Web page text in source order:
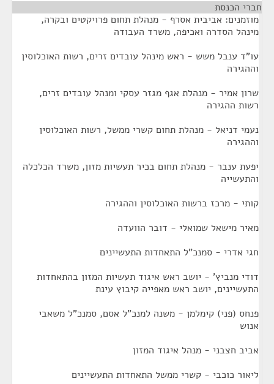
חברי הכנסת
מוזמנים: אביבית אסרף - מנהלת תחום פרויקטים ובקרה,
מינהל הסדרה ואכיפה, משרד העבודה
עו"ד ענבל משש - ראש מינהל עובדים זרים, רשות האוכלוסין
וההגירה
שרון אמיר - מנהלת אגף מגזר עסקי ומנהל עובדים זרים,
רשות ההגירה
נעמי דניאל - מנהלת תחום קשרי ממשל, רשות האוכלוסין
וההגירה
יפעת ענבר - מנהלת תחום בכיר תעשיות מזון, משרד הכלכלה
והתעשייה
קותי - מרכז ברשות האוכלוסין וההגירה
מאיר מישאל שמואלי - דובר הוועדה
חגי אדרי - סמנכ"ל התאחדות התעשיינים
דודי מנביץ' - יושב ראש איגוד תעשיות המזון בהתאחדות
התעשיינים, יושב ראש מאפייה קיבוץ עינת
פנחס (פני) קימלמן - משנה למנכ"ל אסם, סמנכ"ל משאבי
אנוש
אביב חצבני - מנהל איגוד המזון
ליאור כוכבי - קשרי ממשל התאחדות התעשיינים